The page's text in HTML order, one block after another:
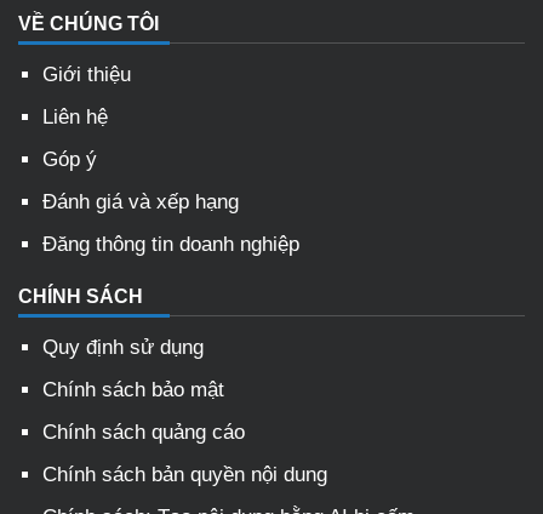
VỀ CHÚNG TÔI
Giới thiệu
Liên hệ
Góp ý
Đánh giá và xếp hạng
Đăng thông tin doanh nghiệp
CHÍNH SÁCH
Quy định sử dụng
Chính sách bảo mật
Chính sách quảng cáo
Chính sách bản quyền nội dung